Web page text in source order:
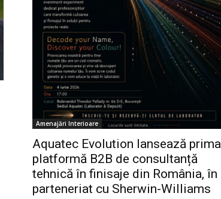
Amenajări Interioare
Aquatec Evolution lansează prima
platformă B2B de consultanță
tehnică în finisaje din România, în
parteneriat cu Sherwin-Williams